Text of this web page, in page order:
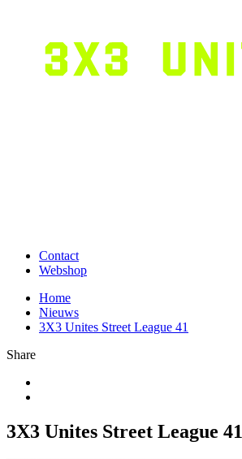
Contact
Webshop
Home
Nieuws
3X3 Unites Street League 41
Share
3X3 Unites Street League 41